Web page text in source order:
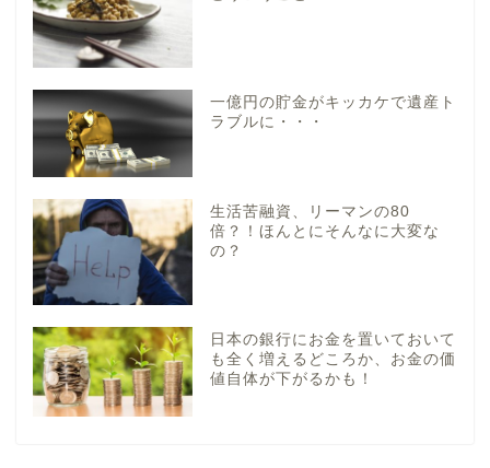
一億円の貯金がキッカケで遺産ト
ラブルに・・・
生活苦融資、リーマンの80
倍？！ほんとにそんなに大変な
の？
日本の銀行にお金を置いておいて
も全く増えるどころか、お金の価
値自体が下がるかも！